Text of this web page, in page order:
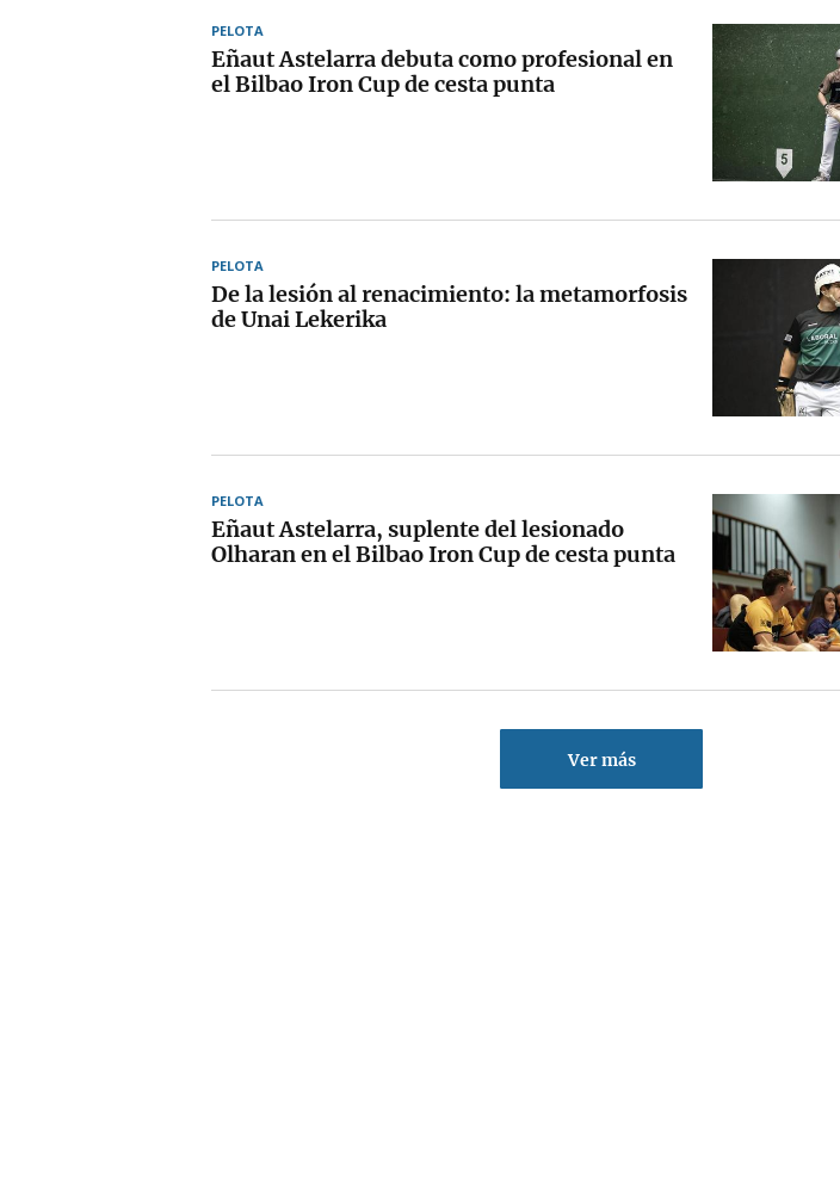
PELOTA
Eñaut Astelarra debuta como profesional en
el Bilbao Iron Cup de cesta punta
PELOTA
De la lesión al renacimiento: la metamorfosis
de Unai Lekerika
PELOTA
Eñaut Astelarra, suplente del lesionado
Olharan en el Bilbao Iron Cup de cesta punta
Ver más